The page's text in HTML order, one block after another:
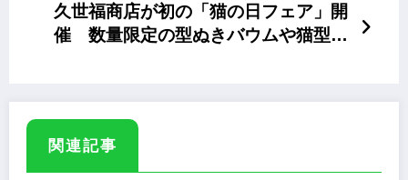
久世福商店が初の「猫の日フェア」開
催 数量限定の型ぬきバウムや猫型せ
関連記事